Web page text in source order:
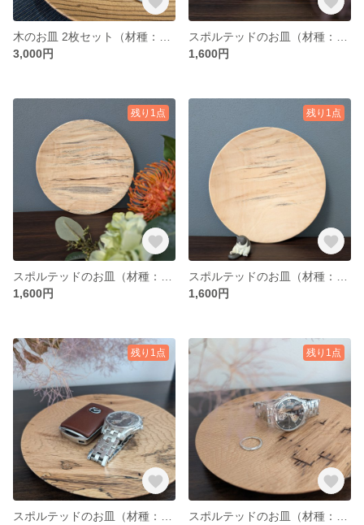
3,000円
1,600円
残り1点
1,600円
残り1点
1,600円
残り1点 残り1点